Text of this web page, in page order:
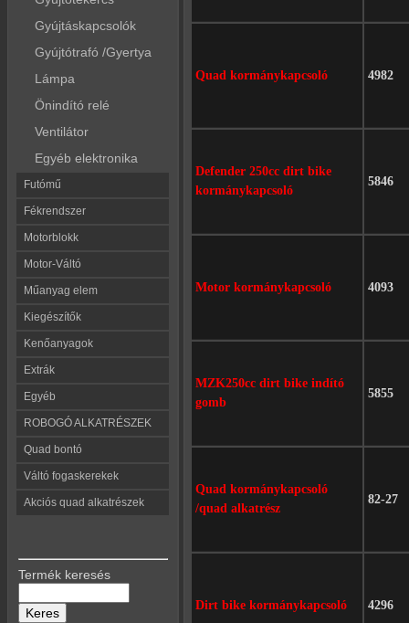
Gyújtáskapcsolók
Gyújtótrafó /Gyertya
Lámpa
Önindító relé
Ventilátor
Egyéb elektronika
Futómű
Fékrendszer
Motorblokk
Motor-Váltó
Műanyag elem
Kiegészítők
Kenőanyagok
Extrák
Egyéb
ROBOGÓ ALKATRÉSZEK
Quad bontó
Váltó fogaskerekek
Akciós quad alkatrészek
Termék keresés
Quad kormánykapcsoló 4982
Defender 250cc dirt bike
kormánykapcsoló
5846
Motor kormánykapcsoló 4093
MZK250cc dirt bike indító
gomb
5855
Quad kormánykapcsoló
/quad alkatrész
82-27
Dirt bike kormánykapcsoló 4296